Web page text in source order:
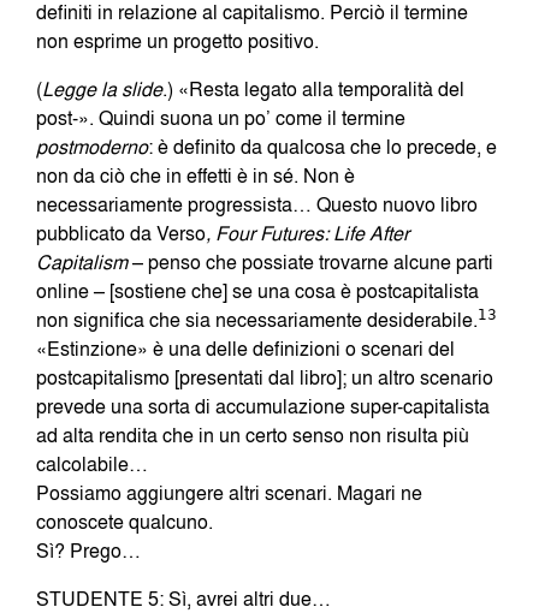
definiti in relazione al capitalismo. Perciò il termine
non esprime un progetto positivo.
(Legge la slide.) «Resta legato alla temporalità del
post-». Quindi suona un po’ come il termine
postmoderno: è definito da qualcosa che lo precede, e
non da ciò che in effetti è in sé. Non è
necessariamente progressista… Questo nuovo libro
pubblicato da Verso, Four Futures: Life After
Capitalism– penso che possiate trovarne alcune parti
online – [sostiene che] se una cosa è postcapitalista
non significa che sia necessariamente desiderabile.13
«Estinzione» è una delle definizioni o scenari del
postcapitalismo [presentati dal libro]; un altro scenario
prevede una sorta di accumulazione super-capitalista
ad alta rendita che in un certo senso non risulta più
calcolabile…
Possiamo aggiungere altri scenari. Magari ne
conoscete qualcuno.
Sì? Prego…
STUDENTE 5: Sì, avrei altri due…